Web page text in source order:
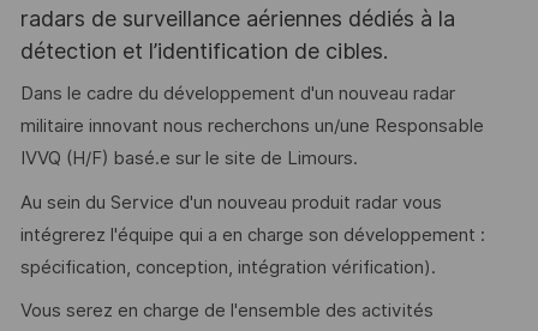
radars de surveillance aériennes dédiés à la
détection et l’identification de cibles.
Dans le cadre du développement d'un nouveau radar
militaire innovant nous recherchons un/une Responsable
IVVQ (H/F) basé.e sur le site de Limours.
Au sein du Service d'un nouveau produit radar vous
intégrerez l'équipe qui a en charge son développement :
spécification, conception, intégration vérification).
Vous serez en charge de l'ensemble des activités